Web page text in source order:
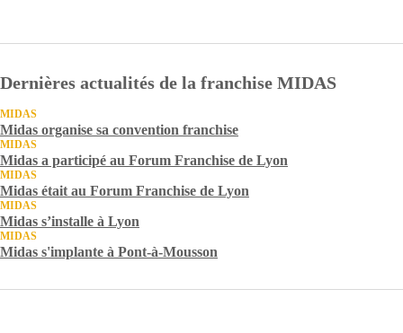
Dernières actualités de la franchise MIDAS
MIDAS
Midas organise sa convention franchise
MIDAS
Midas a participé au Forum Franchise de Lyon
MIDAS
Midas était au Forum Franchise de Lyon
MIDAS
Midas s’installe à Lyon
MIDAS
Midas s'implante à Pont-à-Mousson